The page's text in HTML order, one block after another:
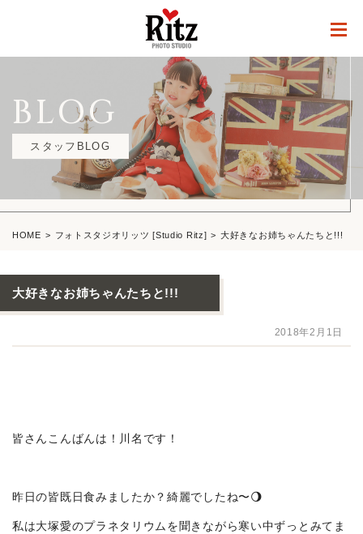
BLOG
スタッフBLOG
HOME フォトスタジオリッツ [Studio Ritz] 大好きなお姉ちゃんたちと!!!
大好きなお姉ちゃんたちと!!!
2018年2月1日
皆さんこんばんは！川名です！
昨日の皆既日食みましたか？綺麗でしたね〜🌖
私は大塚愛のプラネタリウムを聞きながら寒い中ずっとみてま